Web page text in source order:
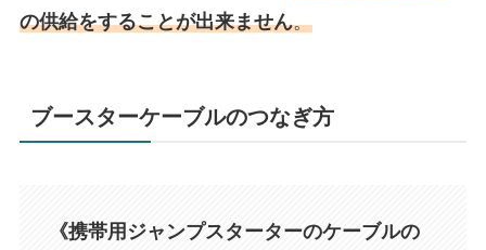
の供給をすることが出来ません。
ブースターケーブルのつなぎ方
《携帯用ジャンプスターターのケーブルの